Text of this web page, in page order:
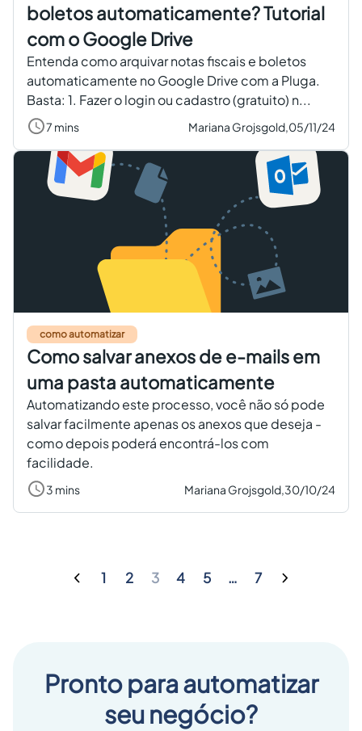
boletos automaticamente? Tutorial
com o Google Drive
Entenda como arquivar notas fiscais e boletos
automaticamente no Google Drive com a Pluga.
Basta: 1. Fazer o login ou cadastro (gratuito) n...
7 mins Mariana Grojsgold,05/11/24
como automatizar
Como salvar anexos de e-mails em
uma pasta automaticamente
Automatizando este processo, você não só pode
salvar facilmente apenas os anexos que deseja -
como depois poderá encontrá-los com
facilidade.
3 mins Mariana Grojsgold,30/10/24
1 2 3 4 5 … 7
Pronto para automatizar
seu negócio?